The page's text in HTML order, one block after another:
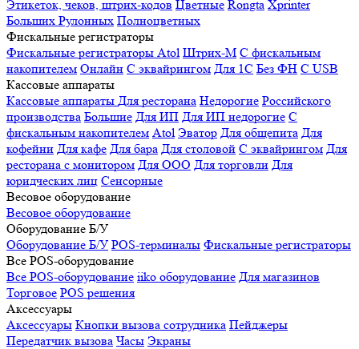
Этикеток, чеков, штрих-кодов Цветные Rongta Xprinter
Больших Рулонных Полноцветных
Фискальные регистраторы
Фискальные регистраторы Atol Штрих-М С фискальным
накопителем Онлайн С эквайрингом Для 1С Без ФН С USB
Кассовые аппараты
Кассовые аппараты Для ресторана Недорогие Российского
производства Большие Для ИП Для ИП недорогие С
фискальным накопителем Atol Эватор Для общепита Для
кофейни Для кафе Для бара Для столовой С эквайрингом Для
ресторана с монитором Для ООО Для торговли Для
юридческих лиц Сенсорные
Весовое оборудование
Весовое оборудование
Оборудование Б/У
Оборудование Б/У POS-терминалы Фискальные регистраторы
Все POS-оборудование
Все POS-оборудование iiko оборудование Для магазинов
Торговое POS решения
Аксессуары
Аксессуары Кнопки вызова сотрудника Пейджеры
Передатчик вызова Часы Экраны